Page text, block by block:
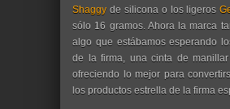
Shaggy de silicona o los ligeros
sólo 16 gramos. Ahora la marca
algo que estábamos esperando
de la firma, una cinta de
ofreciendo lo mejor para
los productos estrella de la firma